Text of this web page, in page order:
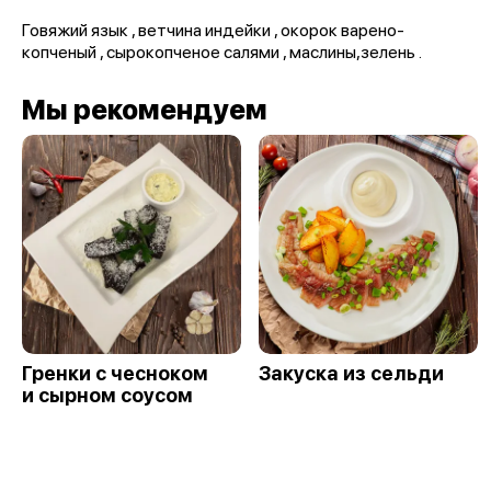
Говяжий язык , ветчина индейки , окорок варено-
копченый , сырокопченое салями , маслины,зелень .
Мы рекомендуем
Гренки с чесноком
и сырном соусом
Закуска из сельди